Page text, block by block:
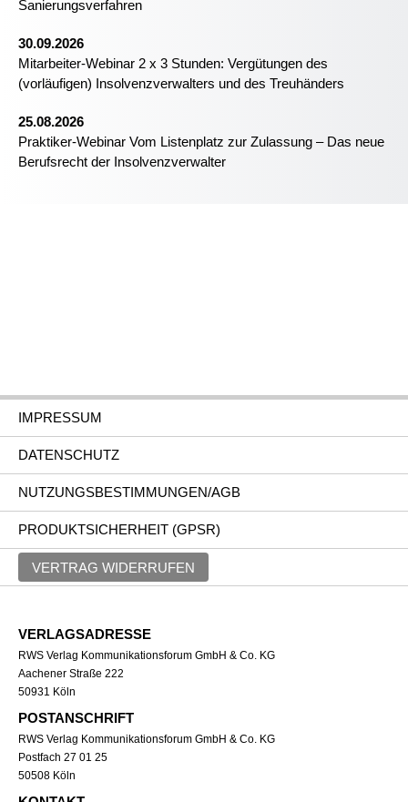
Sanierungsverfahren
30.09.2026
Mitarbeiter-Webinar 2 x 3 Stunden: Vergütungen des
(vorläufigen) Insolvenzverwalters und des Treuhänders
25.08.2026
Praktiker-Webinar Vom Listenplatz zur Zulassung – Das neue
Berufsrecht der Insolvenzverwalter
IMPRESSUM
DATENSCHUTZ
NUTZUNGSBESTIMMUNGEN/AGB
PRODUKTSICHERHEIT (GPSR)
VERTRAG WIDERRUFEN
VERLAGSADRESSE
RWS Verlag Kommunikationsforum GmbH & Co. KG
Aachener Straße 222
50931 Köln
POSTANSCHRIFT
RWS Verlag Kommunikationsforum GmbH & Co. KG
Postfach 27 01 25
50508 Köln